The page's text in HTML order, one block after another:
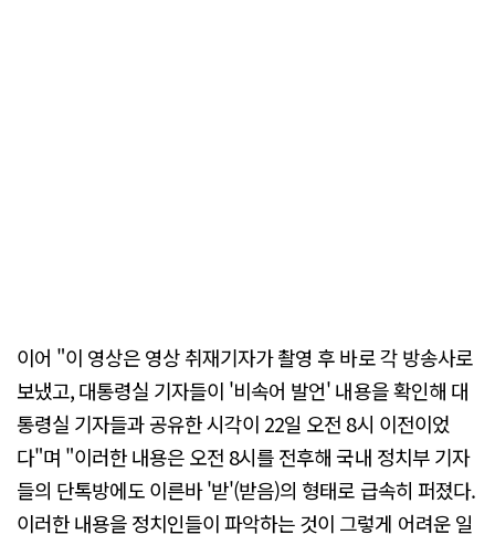
이어 "이 영상은 영상 취재기자가 촬영 후 바로 각 방송사로
보냈고, 대통령실 기자들이 '비속어 발언' 내용을 확인해 대
통령실 기자들과 공유한 시각이 22일 오전 8시 이전이었
다"며 "이러한 내용은 오전 8시를 전후해 국내 정치부 기자
들의 단톡방에도 이른바 '받'(받음)의 형태로 급속히 퍼졌다.
이러한 내용을 정치인들이 파악하는 것이 그렇게 어려운 일